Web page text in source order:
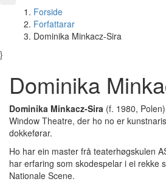
Forside
Forfattarar
Dominika Minkacz-Sira
}
Dominika
Dominika Minkacz-Sira (f. 1980,
Window Theatre, der ho no er
dokkeførar.
Ho har ein master frå teaterhøgskulen
har erfaring som skodespelar i ei rekke
Nationale Scene.